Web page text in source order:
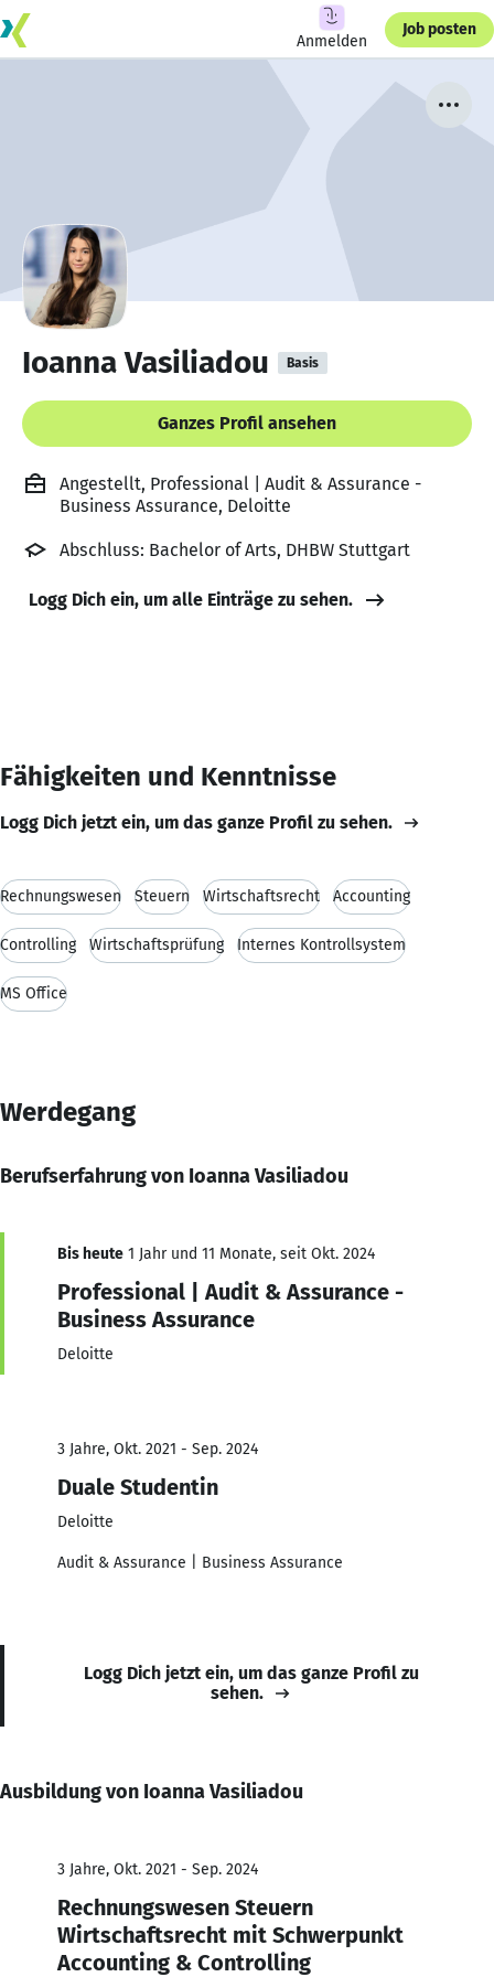
Anmelden
Job posten
Ioanna Vasiliadou Basis
Ganzes Profil ansehen
Angestellt, Professional | Audit & Assurance -
Business Assurance, Deloitte
Abschluss: Bachelor of Arts, DHBW Stuttgart
Logg Dich ein, um alle Einträge zu sehen.
Fähigkeiten und Kenntnisse
Logg Dich jetzt ein, um das ganze Profil zu sehen.
Rechnungswesen Steuern Wirtschaftsrecht Accounting
Controlling Wirtschaftsprüfung Internes Kontrollsystem
MS Office
Werdegang
Berufserfahrung von Ioanna Vasiliadou
Bis heute 1 Jahr und 11 Monate, seit Okt. 2024
Professional | Audit & Assurance -
Business Assurance
Deloitte
3 Jahre, Okt. 2021 - Sep. 2024
Duale Studentin
Deloitte
Audit & Assurance | Business Assurance
Logg Dich jetzt ein, um das ganze Profil zu
sehen.
Ausbildung von Ioanna Vasiliadou
3 Jahre, Okt. 2021 - Sep. 2024
Rechnungswesen Steuern
Wirtschaftsrecht mit Schwerpunkt
Accounting & Controlling